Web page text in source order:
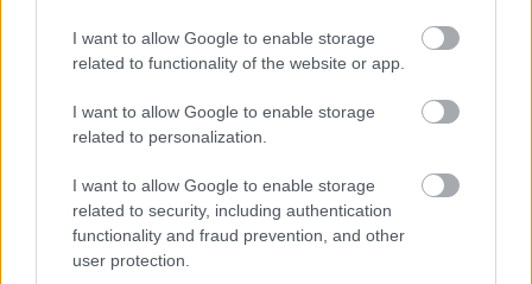
I want to allow Google to enable storage
related to functionality of the website or app.
I want to allow Google to enable storage
related to personalization.
I want to allow Google to enable storage
related to security, including authentication
functionality and fraud prevention, and other
user protection.
Szenzációs bejelentés a BLSZ I-es kiscsapatnál:
játékosokat küldhetnek Dortmundba
2025.07.02.